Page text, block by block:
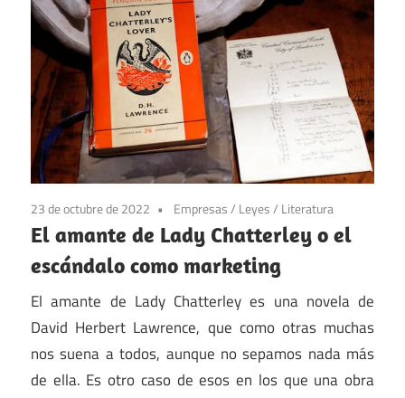
23 de octubre de 2022 Empresas/ Leyes/ Literatura
El amante de Lady Chatterley o el
escándalo como marketing
El amante de Lady Chatterley es una novela de
David Herbert Lawrence, que como otras muchas
nos suena a todos, aunque no sepamos nada más
de ella. Es otro caso de esos en los que una obra